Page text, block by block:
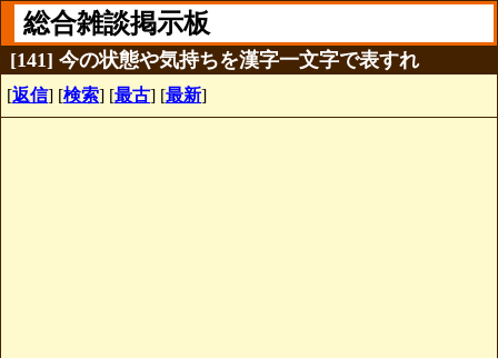
総合雑談掲示板
[141] 今の状態や気持ちを漢字一文字で表すれ
[返信] [検索] [最古] [最新]